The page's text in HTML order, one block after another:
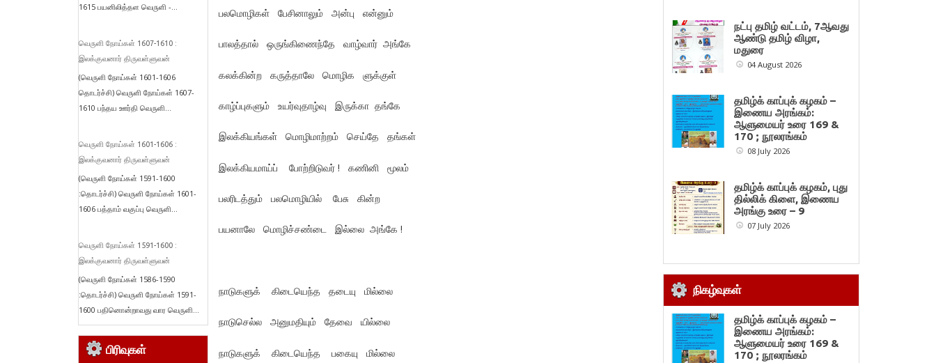
பலமொழிகள் பேசினாலும் அன்பு என்னும்
பாலத்தால் ஒருங்கிணைந்தே வாழ்வார் அங்கே
கலக்கின்ற கருத்தாலே மொழிக ளுக்குள்
காழ்ப்புகளும் உயர்வுதாழ்வு இருக்கா தங்கே
இலக்கியங்கள் மொழிமாற்றம் செய்தே தங்கள்
இலக்கியமாய்ப் போற்றிடுவர் ! கணினி மூலம்
பலரிடத்தும் பலமொழியில் பேசு கின்ற
பயனாலே மொழிச்சண்டை இல்லை அங்கே !
நாடுகளுக் கிடையெந்த தடையு மில்லை
நாடுசெல்ல அனுமதியும் தேவை யில்லை
நாடுகளுக் கிடையெந்த பகையு மில்லை
1615 பயனிலித்தள வெருளி -...
வெருளி நோய்கள் 1607-1610 :
இலக்குவனார் திருவள்ளுவன்
(வெருளி நோய்கள் 1601-1606
தொடர்ச்சி) வெருளி நோய்கள் 1607-
1610 பந்தய ஊர்தி வெருளி...
வெருளி நோய்கள் 1601-1606 :
இலக்குவனார் திருவள்ளுவன்
(வெருளி நோய்கள் 1591-1600
:தொடர்ச்சி) வெருளி நோய்கள் 1601-
1606 பத்தாம் வகுப்பு வெருளி...
வெருளி நோய்கள் 1591-1600 :
இலக்குவனார் திருவள்ளுவன்
(வெருளி நோய்கள் 1586-1590
:தொடர்ச்சி) வெருளி நோய்கள் 1591-
1600 பதினொன்றாவது வார வெருளி...
பிரிவுகள்
நட்பு தமிழ் வட்டம், 7ஆவது
ஆண்டு தமிழ் விழா,
மதுரை
04 August 2026
தமிழ்க் காப்புக் கழகம் –
இணைய அரங்கம்:
ஆளுமையர் உரை 169 &
170 ; நூலரங்கம்
08 July 2026
தமிழ்க் காப்புக் கழகம், புது
தில்லிக் கிளை, இணைய
அரங்கு உரை – 9
07 July 2026
நிகழ்வுகள்
தமிழ்க் காப்புக் கழகம் –
இணைய அரங்கம்:
ஆளுமையர் உரை 169 &
170 ; நூலரங்கம்